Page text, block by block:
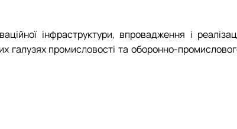
інфраструктури, впровадження і
галузях промисловості та оборонно-